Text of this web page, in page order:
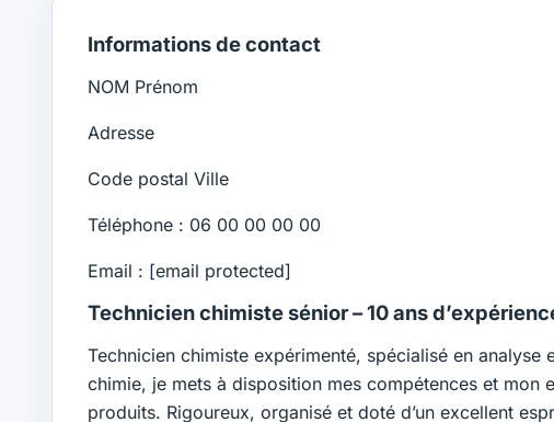
Informations de contact
NOM Prénom
Adresse
Code postal Ville
Téléphone : 06 00 00 00 00
Email : [email protected]
Technicien chimiste sénior – 10 ans
Technicien chimiste expérimenté, spécialisé en
chimie, je mets à disposition mes compétences et
produits. Rigoureux, organisé et doté d’un excellent